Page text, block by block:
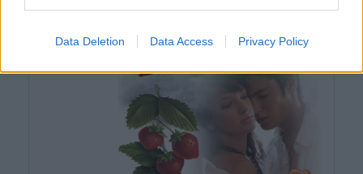
Data Deletion Data Access Privacy Policy
dein60 (před měsícem)